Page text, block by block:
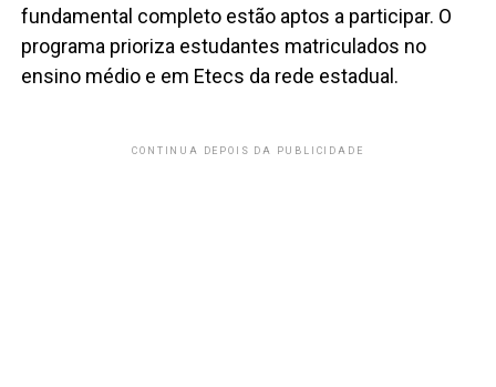
fundamental completo estão aptos a participar. O
programa prioriza estudantes matriculados no
ensino médio e em Etecs da rede estadual.
CONTINUA DEPOIS DA PUBLICIDADE